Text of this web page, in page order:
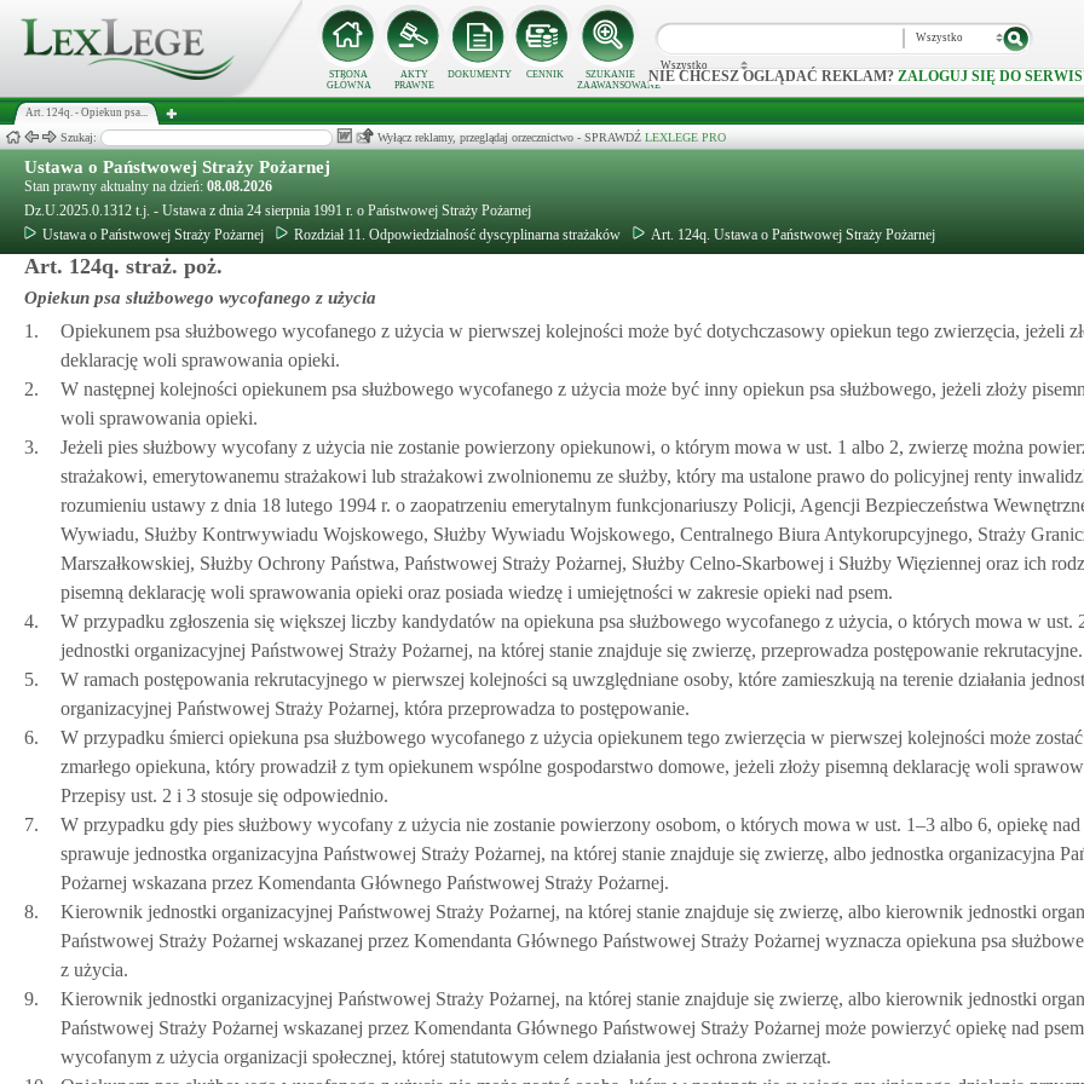
STRONA
GŁÓWNA
AKTY
PRAWNE
DOKUMENTY CENNIK
SZUKANIE
ZAAWANSOWANE
Wszystko
Wszystko
NIE CHCESZ OGLĄDAĆ REKLAM? ZALOGUJ SIĘ DO
Art. 124q. - Opiekun psa...
Szukaj: Wyłącz reklamy, przeglądaj orzecznictwo - SPRAWDŹ LEXLEGE PRO
Ustawa o Państwowej Straży Pożarnej
Stan prawny aktualny na dzień: 08.08.2026
Dz.U.2025.0.1312 t.j. - Ustawa z dnia 24 sierpnia 1991 r. o Państwowej Straży Pożarnej
Ustawa o Państwowej Straży Pożarnej
Rozdział 11. Odpowiedzialność dyscyplinarna strażaków Art. 124q. Ustawa o Państwowej Straży Pożarnej
Art. 124q. straż. poż.
Opiekun psa służbowego wycofanego z użycia
1.
Opiekunem psa służbowego wycofanego z użycia w pierwszej kolejności może być dotychczasowy opiekun tego zwierzęcia, jeżeli
deklarację woli sprawowania opieki.
2.
W następnej kolejności opiekunem psa służbowego wycofanego z użycia może być inny opiekun psa służbowego, jeżeli złoży
woli sprawowania opieki.
3.
Jeżeli pies służbowy wycofany z użycia nie zostanie powierzony opiekunowi, o którym mowa w ust. 1 albo 2, zwierzę można
strażakowi, emerytowanemu strażakowi lub strażakowi zwolnionemu ze służby, który ma ustalone prawo do policyjnej renty
rozumieniu ustawy z dnia 18 lutego 1994 r. o zaopatrzeniu emerytalnym funkcjonariuszy Policji, Agencji Bezpieczeństwa
Wywiadu, Służby Kontrwywiadu Wojskowego, Służby Wywiadu Wojskowego, Centralnego Biura Antykorupcyjnego, Straży
Marszałkowskiej, Służby Ochrony Państwa, Państwowej Straży Pożarnej, Służby Celno-Skarbowej i Służby Więziennej oraz ich
pisemną deklarację woli sprawowania opieki oraz posiada wiedzę i umiejętności w zakresie opieki nad psem.
4.
W przypadku zgłoszenia się większej liczby kandydatów na opiekuna psa służbowego wycofanego z użycia, o których mowa w
jednostki organizacyjnej Państwowej Straży Pożarnej, na której stanie znajduje się zwierzę, przeprowadza postępowanie rekrutacyjne.
5.
W ramach postępowania rekrutacyjnego w pierwszej kolejności są uwzględniane osoby, które zamieszkują na terenie działania
organizacyjnej Państwowej Straży Pożarnej, która przeprowadza to postępowanie.
6.
W przypadku śmierci opiekuna psa służbowego wycofanego z użycia opiekunem tego zwierzęcia w pierwszej kolejności może
zmarłego opiekuna, który prowadził z tym opiekunem wspólne gospodarstwo domowe, jeżeli złoży pisemną deklarację woli
Przepisy ust. 2 i 3 stosuje się odpowiednio.
7.
W przypadku gdy pies służbowy wycofany z użycia nie zostanie powierzony osobom, o których mowa w ust. 1–3 albo 6, opiekę
sprawuje jednostka organizacyjna Państwowej Straży Pożarnej, na której stanie znajduje się zwierzę, albo jednostka organizacyjna
Pożarnej wskazana przez Komendanta Głównego Państwowej Straży Pożarnej.
8.
Kierownik jednostki organizacyjnej Państwowej Straży Pożarnej, na której stanie znajduje się zwierzę, albo kierownik jednostki
Państwowej Straży Pożarnej wskazanej przez Komendanta Głównego Państwowej Straży Pożarnej wyznacza opiekuna psa
z użycia.
9.
Kierownik jednostki organizacyjnej Państwowej Straży Pożarnej, na której stanie znajduje się zwierzę, albo kierownik jednostki
Państwowej Straży Pożarnej wskazanej przez Komendanta Głównego Państwowej Straży Pożarnej może powierzyć opiekę nad
wycofanym z użycia organizacji społecznej, której statutowym celem działania jest ochrona zwierząt.